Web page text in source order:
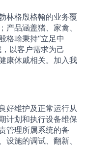
林格殷格翰的业务覆
品涵盖猪、家禽、
格翰秉持“立足中
以客户需求为己
康休戚相关。加入我
好维护及正常运行从
计划和执行设备维保
管理所属系统的备
施的调试、翻新、